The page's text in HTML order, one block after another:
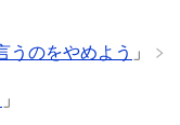
うのをやめよう 」
」